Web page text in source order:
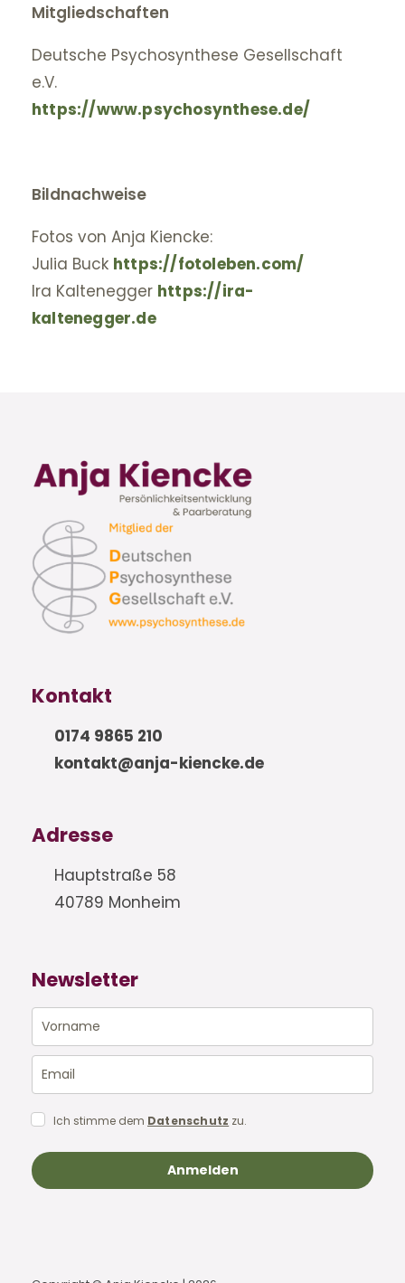
Mitgliedschaften
Deutsche Psychosynthese Gesellschaft
e.V.
https://www.psychosynthese.de/
Bildnachweise
Fotos von Anja Kiencke:
Julia Buck https://fotoleben.com/
Ira Kaltenegger https://ira-
kaltenegger.de
Kontakt
0174 9865 210
kontakt@anja-kiencke.de
Adresse
Hauptstraße 58
40789 Monheim
Newsletter
Ich stimme dem Datenschutz zu.
Anmelden